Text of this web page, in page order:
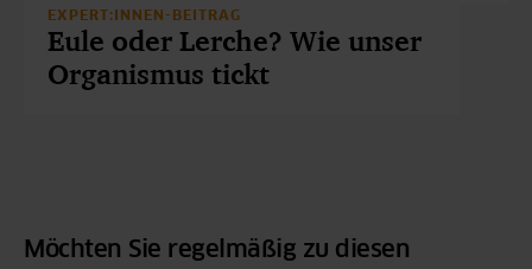
EXPERT:INNEN-BEITRAG
Eule oder Lerche? Wie unser
Organismus tickt
Möchten Sie regelmäßig zu diesen